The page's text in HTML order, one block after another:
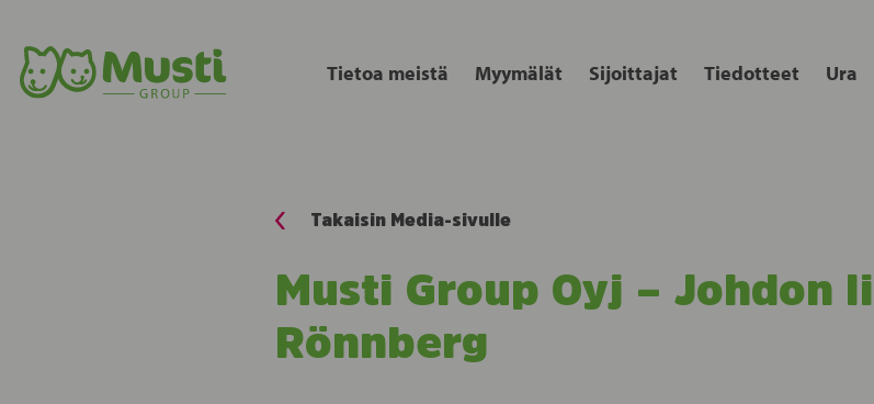
Tietoa meistä Myymälät Sijoittajat Tiedotteet Ura
Takaisin Media-sivulle
Musti Group Oyj – Johdon
Rönnberg